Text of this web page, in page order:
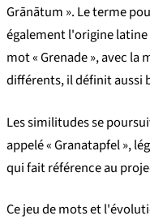
Grānātum ». Le terme
également l'origine latine
mot « Grenade », avec la
différents, il définit aussi
Les similitudes se
appelé « Granatapfel »,
qui fait référence au
Ce jeu de mots et